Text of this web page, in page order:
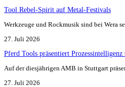
Tool Rebel-Spirit auf Metal-Festivals
Werkzeuge und Rockmusik sind bei Wera
27. Juli 2026
Pferd Tools präsentiert
Auf der diesjährigen AMB in Stuttgart
27. Juli 2026